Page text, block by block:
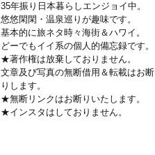
35年振り日本暮らしエンジョイ中。
悠悠閑閑・温泉巡りが趣味です。
基本的に旅ネタ時々海街＆ハワイ。
どーでもイイ系の個人的備忘録です。
★著作権は放棄しておりません。
文章及び写真の無断借用＆転載はお断
りします。
★無断リンクはお断りいたします。
★インスタはしておりません。